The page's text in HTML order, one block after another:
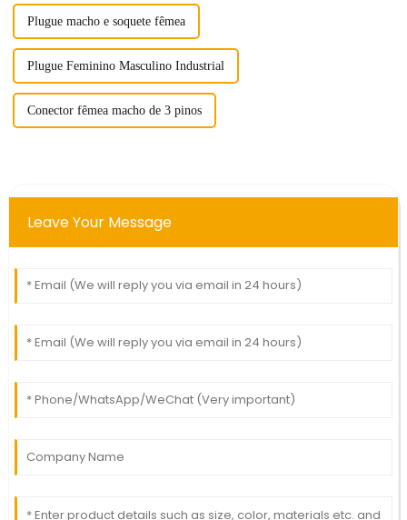
Plugue macho e soquete fêmea
Plugue Feminino Masculino Industrial
Conector fêmea macho de 3 pinos
Leave Your Message